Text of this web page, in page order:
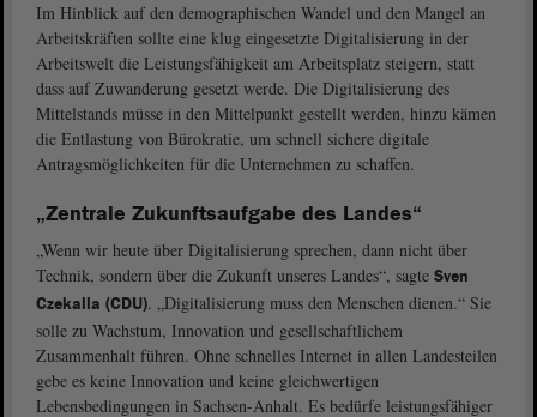
Im Hinblick auf den demographischen Wandel und den Mangel an
Arbeitskräften sollte eine klug eingesetzte Digitalisierung in der
Arbeitswelt die Leistungsfähigkeit am Arbeitsplatz steigern, statt
dass auf Zuwanderung gesetzt werde. Die Digitalisierung des
Mittelstands müsse in den Mittelpunkt gestellt werden, hinzu kämen
die Entlastung von Bürokratie, um schnell sichere digitale
Antragsmöglichkeiten für die Unternehmen zu schaffen.
„Zentrale Zukunftsaufgabe des Landes“
„Wenn wir heute über Digitalisierung sprechen, dann nicht über
Technik, sondern über die Zukunft unseres Landes“, sagte Sven
Czekalla (CDU). „Digitalisierung muss den Menschen dienen.“ Sie
solle zu Wachstum, Innovation und gesellschaftlichem
Zusammenhalt führen. Ohne schnelles Internet in allen Landesteilen
gebe es keine Innovation und keine gleichwertigen
Lebensbedingungen in Sachsen-Anhalt. Es bedürfe leistungsfähiger